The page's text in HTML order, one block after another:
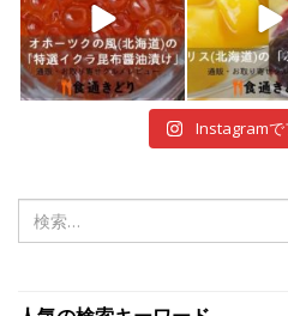
12月 29 12月
Instagramで
索: